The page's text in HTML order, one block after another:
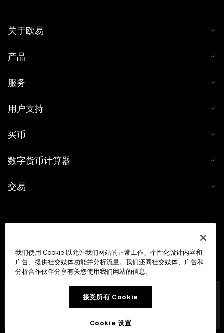
关于欧易
产品
服务
用户支持
买币
数字货币计算器
交易
(MFSA) 依据《数字货币资产市场法案》(马耳他法律第 647
章) 第 28 条授权成立的数字货币资产服务提供商 (CASP)，
获准开展数字货币资产交易平台业务。
我们使用 Cookie 以允许我们网站的正常工作、个性化设计内容和
广告、提供社交媒体功能并分析流量。我们还同社交媒体、广告和
分析合作伙伴分享有关您使用我们网站的信息。
接受所有 Cookie
Cookie 设置